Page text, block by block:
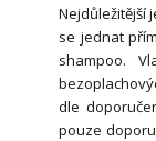
Nejdůležitější
se jednat
shampoo.
dle
pouze